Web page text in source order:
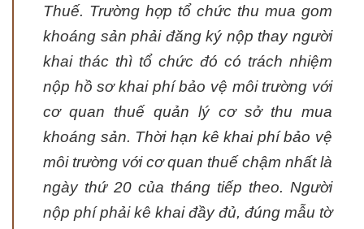
Thuế. Trường hợp tổ chức thu mua gom
khoáng sản phải đăng ký nộp thay người
khai thác thì tổ chức đó có trách nhiệm
nộp hồ sơ khai phí bảo vệ môi trường với
cơ quan thuế quản lý cơ sở thu mua
khoáng sản. Thời hạn kê khai phí bảo vệ
môi trường với cơ quan thuế chậm nhất là
ngày thứ 20 của tháng tiếp theo. Người
nộp phí phải kê khai đầy đủ, đúng mẫu tờ